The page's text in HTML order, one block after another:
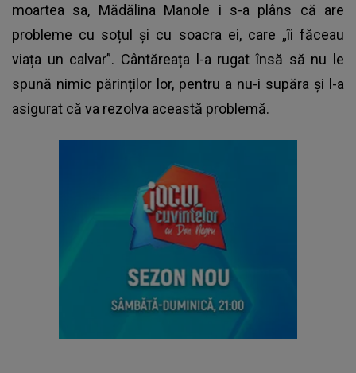
moartea sa, Mădălina Manole i s-a plâns că are
probleme cu soțul și cu soacra ei, care „îi făceau
viața un calvar”. Cântăreața l-a rugat însă să nu le
spună nimic părinților lor, pentru a nu-i supăra și l-a
asigurat că va rezolva această problemă.